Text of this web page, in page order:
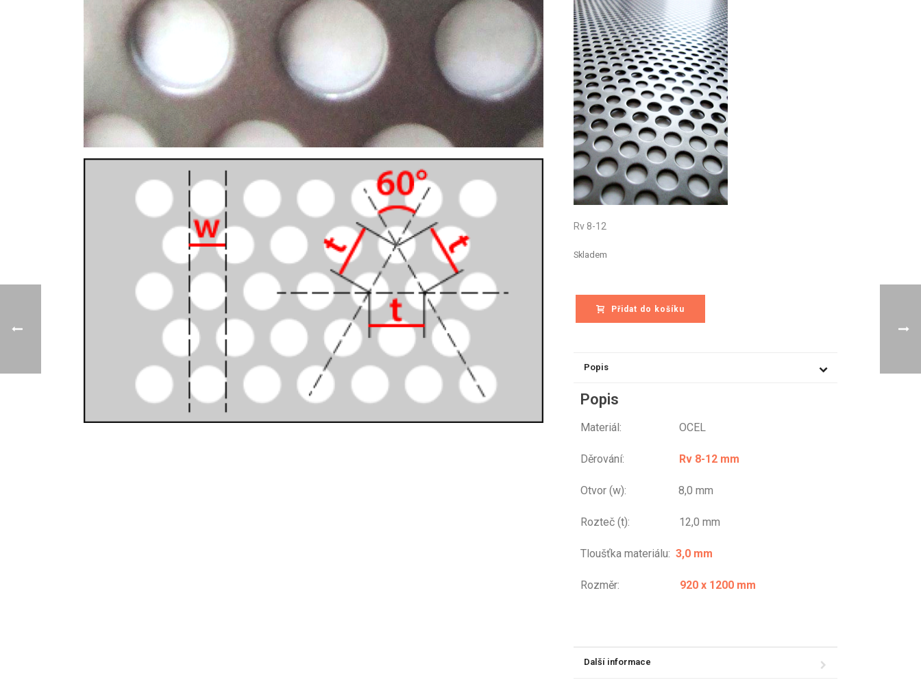
Rv 8-12
Skladem
Přidat do košíku
Popis
Popis
Materiál: OCEL
Děrování: Rv 8-12 mm
Otvor (w): 8,0 mm
Rozteč (t): 12,0 mm
Tloušťka materiálu: 3,0 mm
Rozměr: 920 x 1200 mm
Další informace